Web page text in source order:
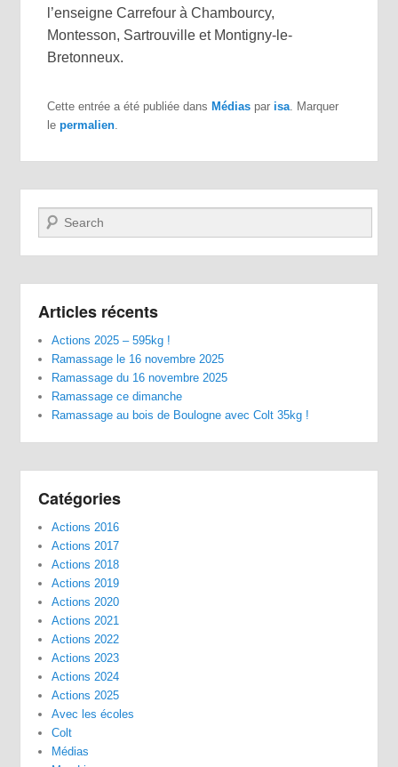
l’enseigne Carrefour à Chambourcy,
Montesson, Sartrouville et Montigny-le-
Bretonneux.
Cette entrée a été publiée dans Médias par isa. Marquer
lepermalien.
Recherche
Articles récents
Actions 2025 – 595kg !
Ramassage le 16 novembre 2025
Ramassage du 16 novembre 2025
Ramassage ce dimanche
Ramassage au bois de Boulogne avec Colt 35kg !
Catégories
Actions 2016
Actions 2017
Actions 2018
Actions 2019
Actions 2020
Actions 2021
Actions 2022
Actions 2023
Actions 2024
Actions 2025
Avec les écoles
Colt
Médias